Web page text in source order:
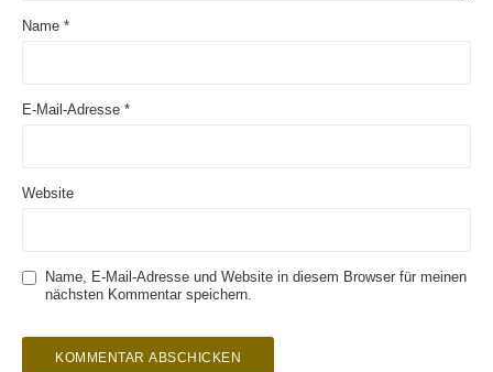
Name *
E-Mail-Adresse *
Website
Name, E-Mail-Adresse und Website in diesem Browser für meinen
nächsten Kommentar speichern.